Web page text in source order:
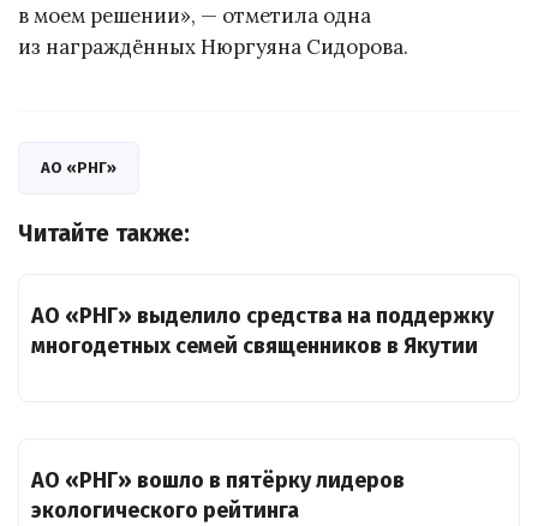
в моем решении», — отметила одна
из награждённых Нюргуяна Сидорова.
АО «РНГ»
Читайте также:
АО «РНГ» выделило средства на поддержку
многодетных семей священников в Якутии
АО «РНГ» вошло в пятёрку лидеров
экологического рейтинга